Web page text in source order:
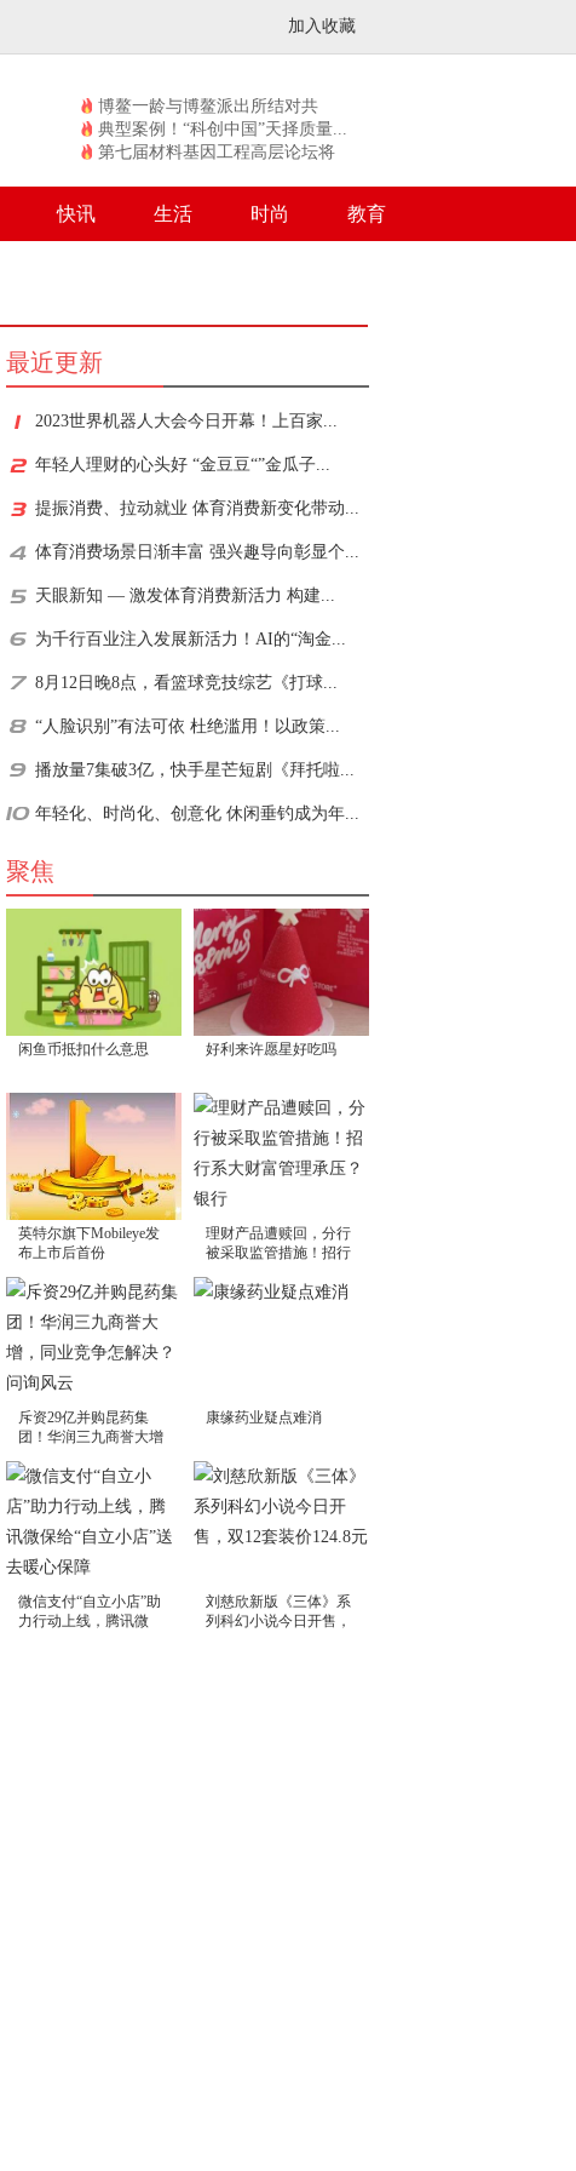
加入收藏
博鳌一龄与博鳌派出所结对共
建，...
典型案例！“科创中国”天择质量...
第七届材料基因工程高层论坛将
快讯 生活 时尚 教育
最近更新
2023世界机器人大会今日开幕！上百家...
年轻人理财的心头好 “金豆豆“”金瓜子...
提振消费、拉动就业 体育消费新变化带动...
体育消费场景日渐丰富 强兴趣导向彰显个...
天眼新知 — 激发体育消费新活力 构建...
为千行百业注入发展新活力！AI的“淘金...
8月12日晚8点，看篮球竞技综艺《打球...
“人脸识别”有法可依 杜绝滥用！以政策...
播放量7集破3亿，快手星芒短剧《拜托啦...
年轻化、时尚化、创意化 休闲垂钓成为年...
聚焦
闲鱼币抵扣什么意思 好利来许愿星好吃吗
英特尔旗下Mobileye发
布上市后首份
理财产品遭赎回，分行
被采取监管措施！招行
斥资29亿并购昆药集
团！华润三九商誉大增
康缘药业疑点难消
微信支付“自立小店”助
力行动上线，腾讯微
刘慈欣新版《三体》系
列科幻小说今日开售，